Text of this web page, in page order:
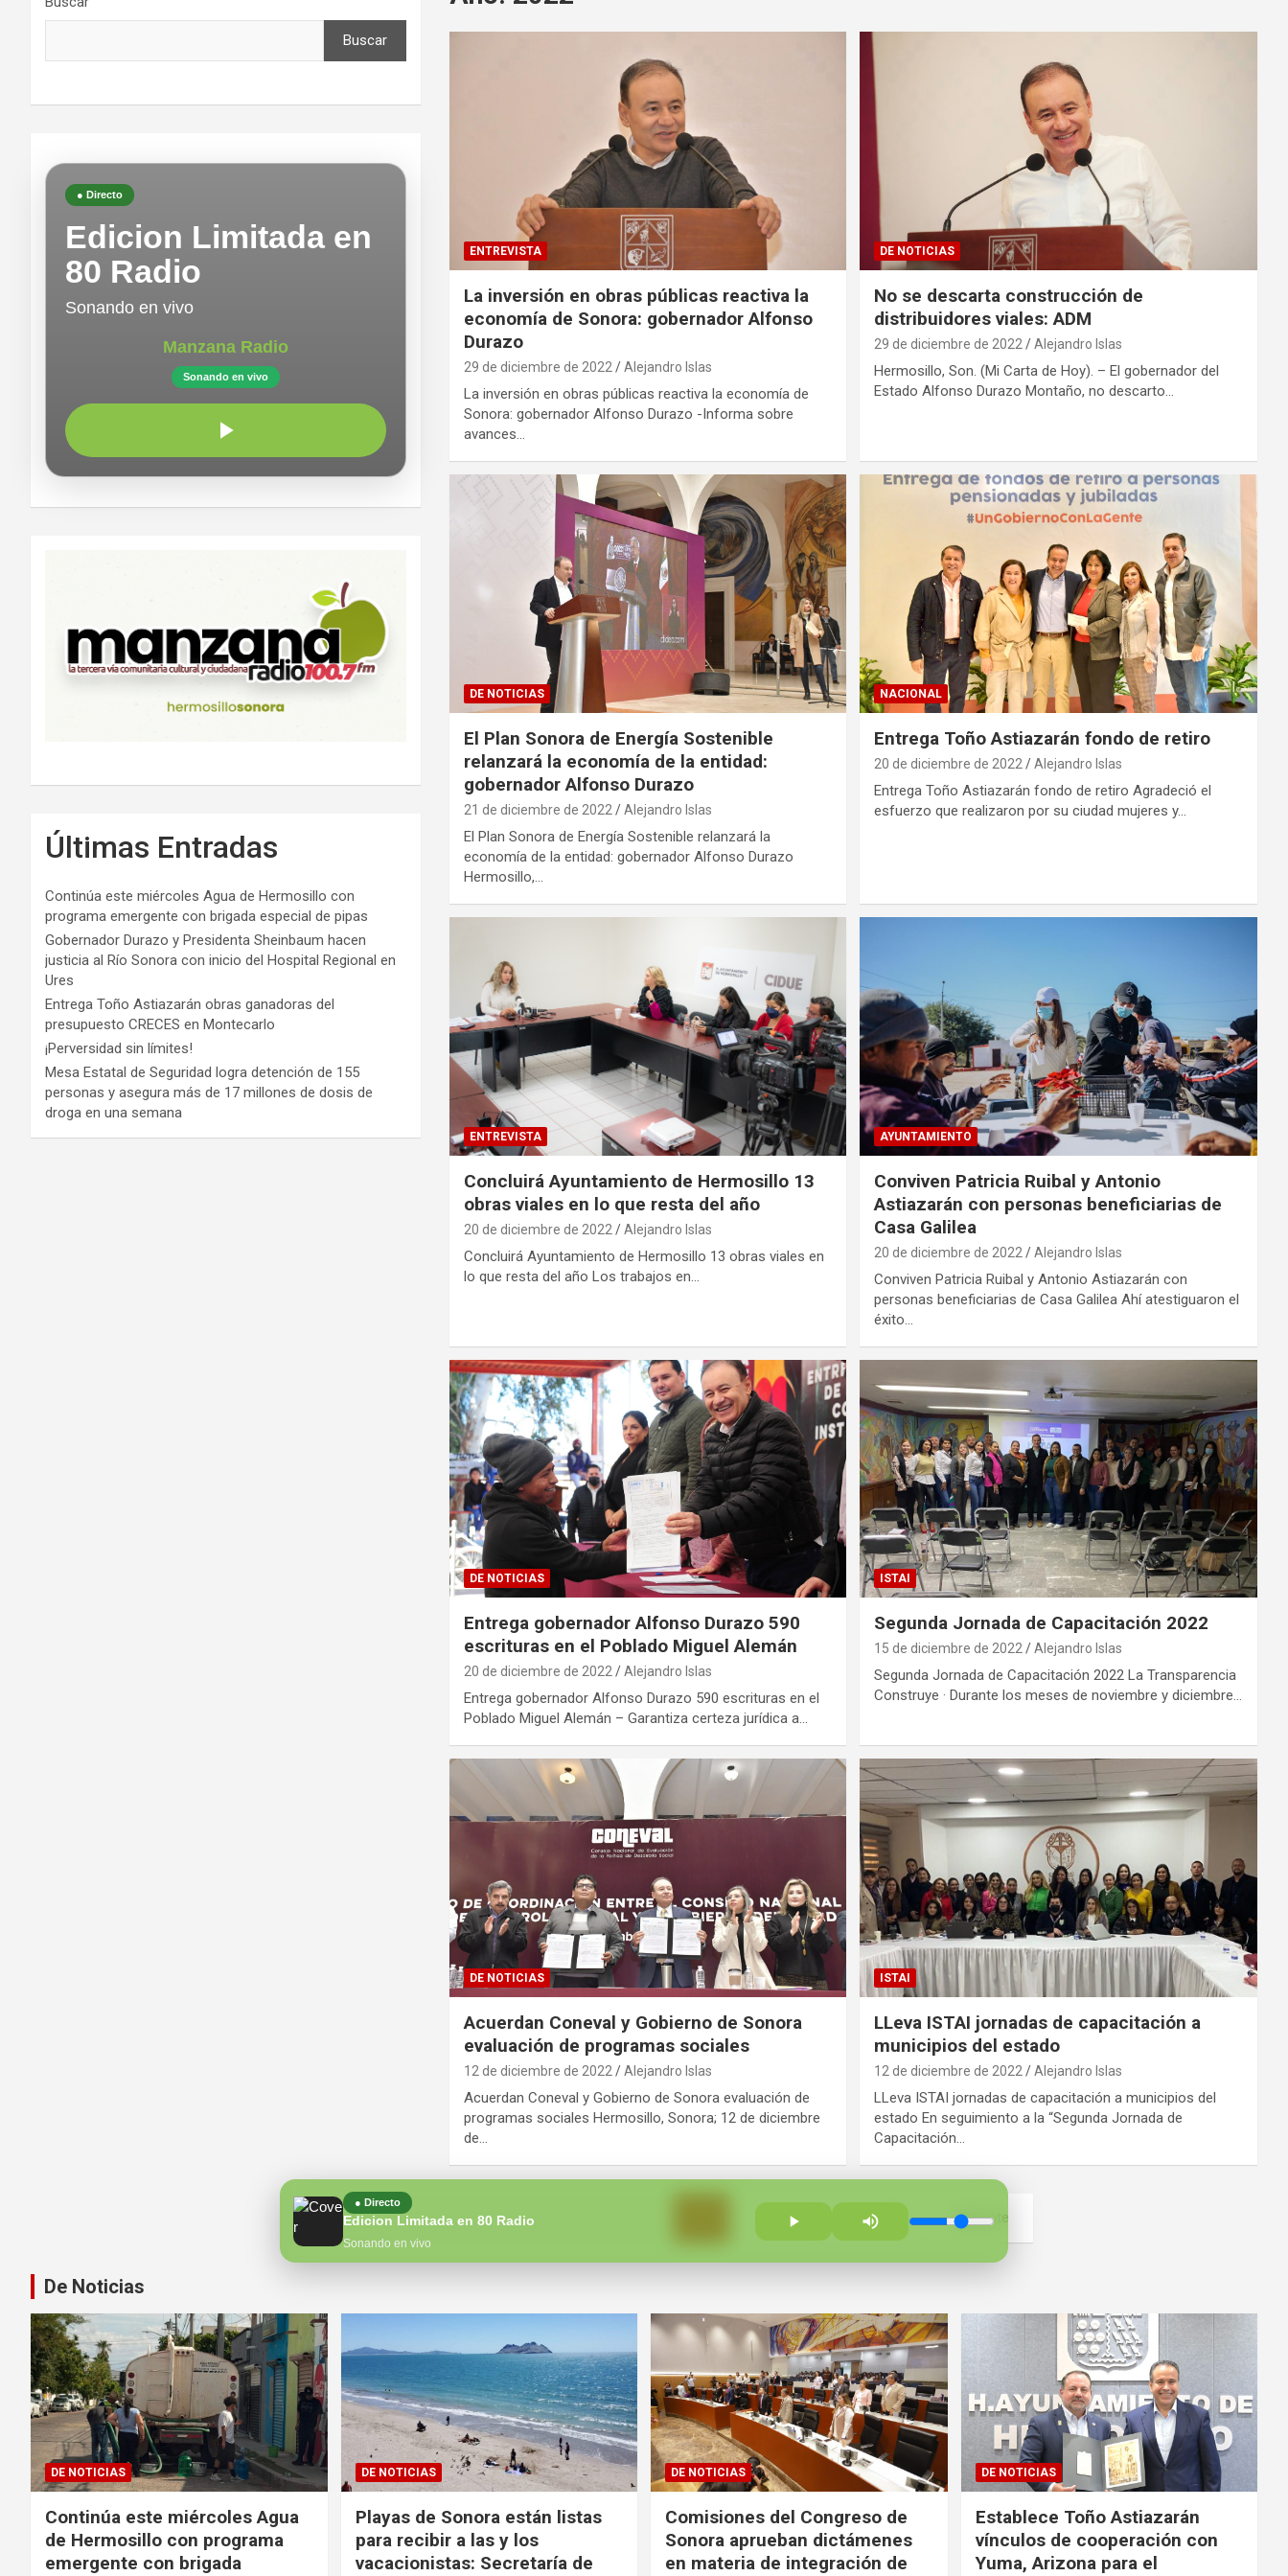
ENTREVISTA
La inversión en obras públicas reactiva la
economía de Sonora: gobernador Alfonso
Durazo
29 de diciembre de 2022 Alejandro Islas
La inversión en obras públicas reactiva la economía de
Sonora: gobernador Alfonso Durazo -Informa sobre
avances…
DE NOTICIAS
No se descarta construcción de
distribuidores viales: ADM
29 de diciembre de 2022 Alejandro Islas
Hermosillo, Son. (Mi Carta de Hoy). – El gobernador del
Estado Alfonso Durazo Montaño, no descarto…
DE NOTICIAS
El Plan Sonora de Energía Sostenible
relanzará la economía de la entidad:
gobernador Alfonso Durazo
21 de diciembre de 2022 Alejandro Islas
El Plan Sonora de Energía Sostenible relanzará la
economía de la entidad: gobernador Alfonso Durazo
Hermosillo,…
NACIONAL
Entrega Toño Astiazarán fondo de retiro
20 de diciembre de 2022 Alejandro Islas
Entrega Toño Astiazarán fondo de retiro Agradeció el
esfuerzo que realizaron por su ciudad mujeres y…
ENTREVISTA
Concluirá Ayuntamiento de Hermosillo 13
obras viales en lo que resta del año
20 de diciembre de 2022 Alejandro Islas
Concluirá Ayuntamiento de Hermosillo 13 obras viales en
lo que resta del año Los trabajos en…
AYUNTAMIENTO
Conviven Patricia Ruibal y Antonio
Astiazarán con personas beneficiarias de
Casa Galilea
20 de diciembre de 2022 Alejandro Islas
Conviven Patricia Ruibal y Antonio Astiazarán con
personas beneficiarias de Casa Galilea Ahí atestiguaron el
éxito…
DE NOTICIAS
Entrega gobernador Alfonso Durazo 590
escrituras en el Poblado Miguel Alemán
20 de diciembre de 2022 Alejandro Islas
Entrega gobernador Alfonso Durazo 590 escrituras en el
Poblado Miguel Alemán – Garantiza certeza jurídica a…
ISTAI
Segunda Jornada de Capacitación 2022
15 de diciembre de 2022 Alejandro Islas
Segunda Jornada de Capacitación 2022 La Transparencia
Construye · Durante los meses de noviembre y diciembre…
DE NOTICIAS
Acuerdan Coneval y Gobierno de Sonora
evaluación de programas sociales
12 de diciembre de 2022 Alejandro Islas
Acuerdan Coneval y Gobierno de Sonora evaluación de
programas sociales Hermosillo, Sonora; 12 de diciembre
de…
ISTAI
LLeva ISTAI jornadas de capacitación a
municipios del estado
12 de diciembre de 2022 Alejandro Islas
LLeva ISTAI jornadas de capacitación a municipios del
estado En seguimiento a la “Segunda Jornada de
Capacitación…
Paginación
Siguiente
Buscar
● Directo
Edicion Limitada en
80 Radio
Sonando en vivo
Manzana Radio
Sonando en vivo
● Directo
Edicion Limitada en 80 Radio
Sonando en vivo
Últimas Entradas
Continúa este miércoles Agua de Hermosillo con
programa emergente con brigada especial de pipas
Gobernador Durazo y Presidenta Sheinbaum hacen
justicia al Río Sonora con inicio del Hospital Regional en
Ures
Entrega Toño Astiazarán obras ganadoras del
presupuesto CRECES en Montecarlo
¡Perversidad sin límites!
Mesa Estatal de Seguridad logra detención de 155
personas y asegura más de 17 millones de dosis de
droga en una semana
De Noticias
DE NOTICIAS
Continúa este miércoles Agua
de Hermosillo con programa
emergente con brigada
DE NOTICIAS
Playas de Sonora están listas
para recibir a las y los
vacacionistas: Secretaría de
DE NOTICIAS
Comisiones del Congreso de
Sonora aprueban dictámenes
en materia de integración de
DE NOTICIAS
Establece Toño Astiazarán
vínculos de cooperación con
Yuma, Arizona para el